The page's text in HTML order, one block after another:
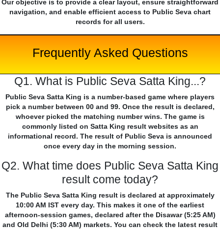
Our objective is to provide a clear layout, ensure straightforward
navigation, and enable efficient access to Public Seva chart
records for all users.
Frequently Asked Questions
Q1. What is Public Seva Satta King...?
Public Seva Satta King is a number-based game where players
pick a number between 00 and 99. Once the result is declared,
whoever picked the matching number wins. The game is
commonly listed on Satta King result websites as an
informational record. The result of Public Seva is announced
once every day in the morning session.
Q2. What time does Public Seva Satta King
result come today?
The Public Seva Satta King result is declared at approximately
10:00 AM IST every day. This makes it one of the earliest
afternoon-session games, declared after the Disawar (5:25 AM)
and Old Delhi (5:30 AM) markets. You can check the latest result